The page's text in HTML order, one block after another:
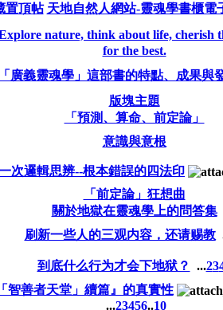
置頂帖 天地自然人網站-靈魂學書櫃電
nature, think about life, cherish
for the best.
「廣義靈魂學」這部書的特點、成果與
版塊主題
「預測、算命、前定論」
意識與意根
次邏輯思辨--根本錯誤的四法印
「前定論」狂想曲
關於地獄在靈魂學上的問答集
刷新一些人的三观内容，还请赐教
到底什么行为才会下地狱？ ...23
智善者天堂」續篇』的真實性
...23456..10